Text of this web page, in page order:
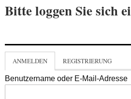
Bitte loggen Sie sich
ANMELDEN REGISTRIERUNG
Benutzername oder E-Mail-Adresse